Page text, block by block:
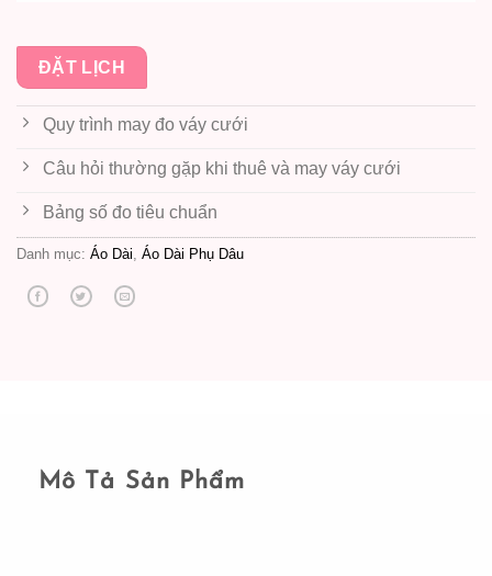
ĐẶT LỊCH
Quy trình may đo váy cưới
Câu hỏi thường gặp khi thuê và may váy cưới
Bảng số đo tiêu chuẩn
Danh mục: Áo Dài, Áo Dài Phụ Dâu
Mô Tả Sản Phẩm